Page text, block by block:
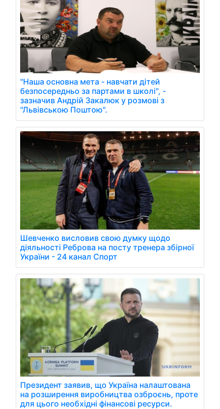
"Наша основна мета - навчати дітей
безпосередньо за партами в школі", -
зазначив Андрій Закалюк у розмові з
"Львівською Поштою".
Шевченко висловив свою думку щодо
діяльності Реброва на посту тренера збірної
України - 24 канал Спорт
Президент заявив, що Україна налаштована
на розширення виробництва озброєнь, проте
для цього необхідні фінансові ресурси.